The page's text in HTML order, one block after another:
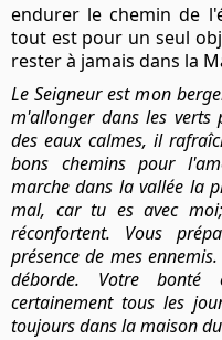
endurer le chemin de
tout est pour un seul
rester à jamais dans la
Le Seigneur est mon
m'allonger dans les
des eaux calmes,il
bons chemins pour
marchedans la vallée la
mal, car tu es avec moi;
réconfortent. Vous
présence de mes
déborde. Votre bonté
certainement tous les
toujours dans la maison